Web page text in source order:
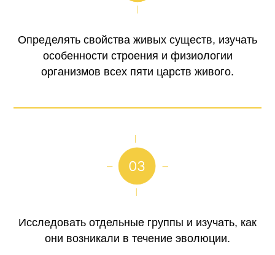
Определять свойства живых существ, изучать
особенности строения и физиологии
организмов всех пяти царств живого.
Исследовать отдельные группы и изучать, как
они возникали в течение эволюции.